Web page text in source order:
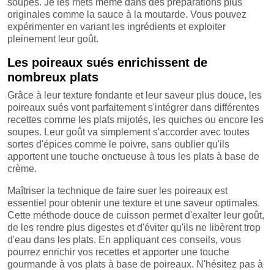
originales comme la sauce à la moutarde. Vous pouvez
expérimenter en variant les ingrédients et exploiter
pleinement leur goût.
Les poireaux sués enrichissent de
nombreux plats
Grâce à leur texture fondante et leur saveur plus douce, les
poireaux sués vont parfaitement s'intégrer dans différentes
recettes comme les plats mijotés, les quiches ou encore les
soupes. Leur goût va simplement s'accorder avec toutes
sortes d'épices comme le poivre, sans oublier qu'ils
apportent une touche onctueuse à tous les plats à base de
crème.
Maîtriser la technique de faire suer les poireaux est
essentiel pour obtenir une texture et une saveur optimales.
Cette méthode douce de cuisson permet d'exalter leur goût,
de les rendre plus digestes et d'éviter qu'ils ne libèrent trop
d'eau dans les plats. En appliquant ces conseils, vous
pourrez enrichir vos recettes et apporter une touche
gourmande à vos plats à base de poireaux. N'hésitez pas à